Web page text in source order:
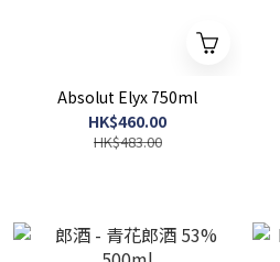
Absolut Elyx 750ml
HK$460.00
HK$483.00